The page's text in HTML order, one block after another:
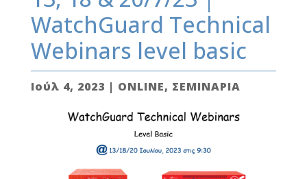
WatchGuard Technical
Webinars level basic
Ιούλ 4, 2023 | ONLINE, ΣΕΜΙΝΑΡΙΑ